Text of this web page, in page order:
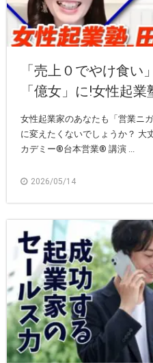
「売上０でやけ食い
「億女」に!女性起
女性起業家のあなたも「営業ニ
に変えたくないでしょうか？ 大
カデミー®︎台本営業®︎ 講演 ...
2026/05/14